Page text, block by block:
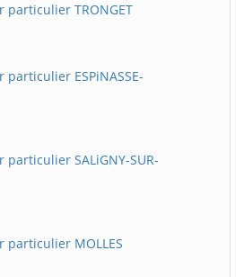
particulier TRONGET
ESPiNASSE-
SALiGNY-SUR-
particulier MOLLES